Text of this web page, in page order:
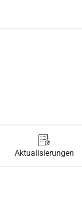
Aktualisierungen